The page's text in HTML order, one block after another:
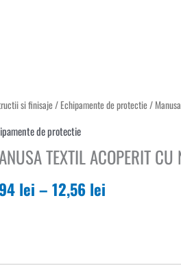
si finisaje/ Echipamente de protectie/
de protectie
TEXTIL ACOPERIT
lei –12,56 lei